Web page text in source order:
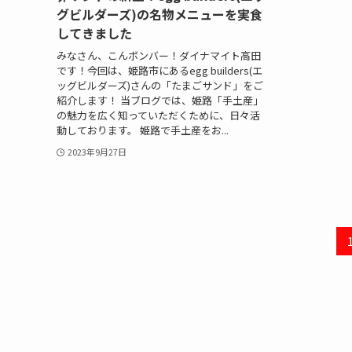
グビルダーズ)の名物メニューを実食
してきました
みなさん、こんボンバー！ダイナマイト高田
です！今回は、姫路市にあるegg builders(エ
ッグビルダーズ)さんの「たまごサンド」をご
紹介します！ 当ブログでは、姫路「手土産」
の魅力を広く知っていただくために、日々活
動しております。 姫路で手土産をお...
2023年9月27日
1